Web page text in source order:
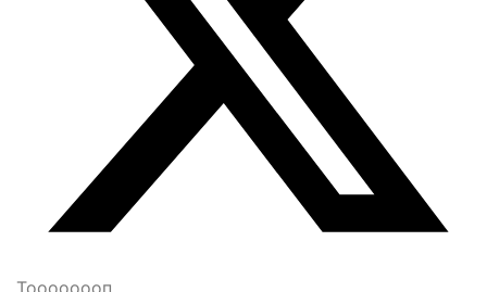
Тоооооооп